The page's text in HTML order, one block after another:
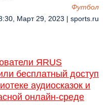
Футбол
Март 29, 2023 | sports.ru
ЯRUS
бесплатный доступ
аудиосказок и
онлайн-среде